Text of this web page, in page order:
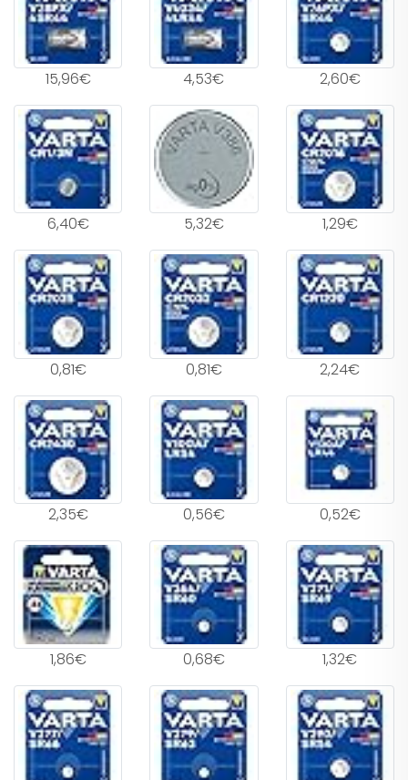
15,96€ 4,53€ 2,60€
6,40€ 5,32€ 1,29€
0,81€ 0,81€ 2,24€
2,35€ 0,56€ 0,52€
1,86€ 0,68€ 1,32€